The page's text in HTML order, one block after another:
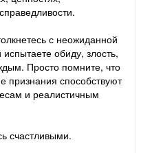
с неожиданной
обиду, злость,
Просто помните, что
признания способствуют
и реалистичным
счастливыми.